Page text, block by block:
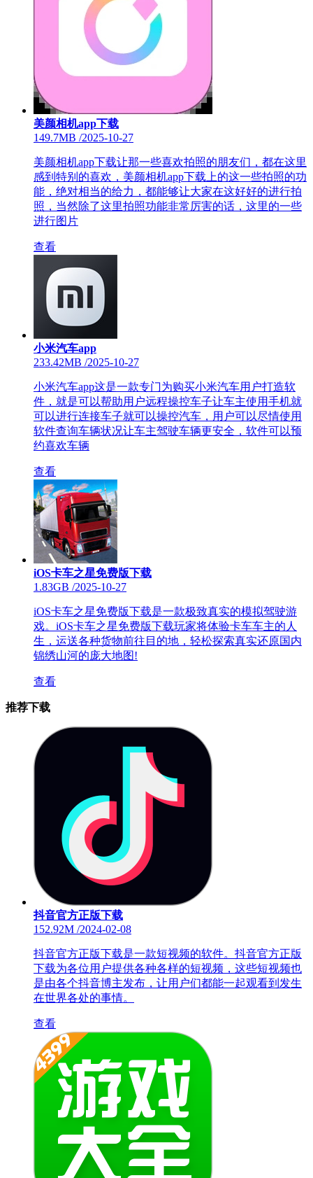
美颜相机app下载
149.7MB /2025-10-27
美颜相机app下载让那一些喜欢拍照的朋友们，都在这里
感到特别的喜欢，美颜相机app下载上的这一些拍照的功
能，绝对相当的给力，都能够让大家在这好好的进行拍
照，当然除了这里拍照功能非常厉害的话，这里的一些
进行图片
查看
小米汽车app
233.42MB /2025-10-27
小米汽车app这是一款专门为购买小米汽车用户打造软
件，就是可以帮助用户远程操控车子让车主使用手机就
可以进行连接车子就可以操控汽车，用户可以尽情使用
软件查询车辆状况让车主驾驶车辆更安全，软件可以预
约喜欢车辆
查看
iOS卡车之星免费版下载
1.83GB /2025-10-27
iOS卡车之星免费版下载是一款极致真实的模拟驾驶游
戏。iOS卡车之星免费版下载玩家将体验卡车车主的人
生，运送各种货物前往目的地，轻松探索真实还原国内
锦绣山河的庞大地图!
查看
推荐下载
抖音官方正版下载
152.92M /2024-02-08
抖音官方正版下载是一款短视频的软件。抖音官方正版
下载为各位用户提供各种各样的短视频，这些短视频也
是由各个抖音博主发布，让用户们都能一起观看到发生
在世界各处的事情。
查看